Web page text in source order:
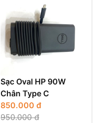
Sạc Oval HP 90W
Chân Type C
850.000 đ
950.000 đ